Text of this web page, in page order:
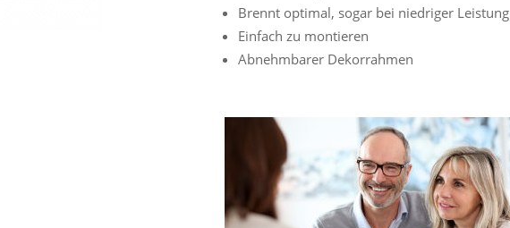
Brennt optimal, sogar bei niedriger Leistung
Einfach zu montieren
Abnehmbarer Dekorrahmen